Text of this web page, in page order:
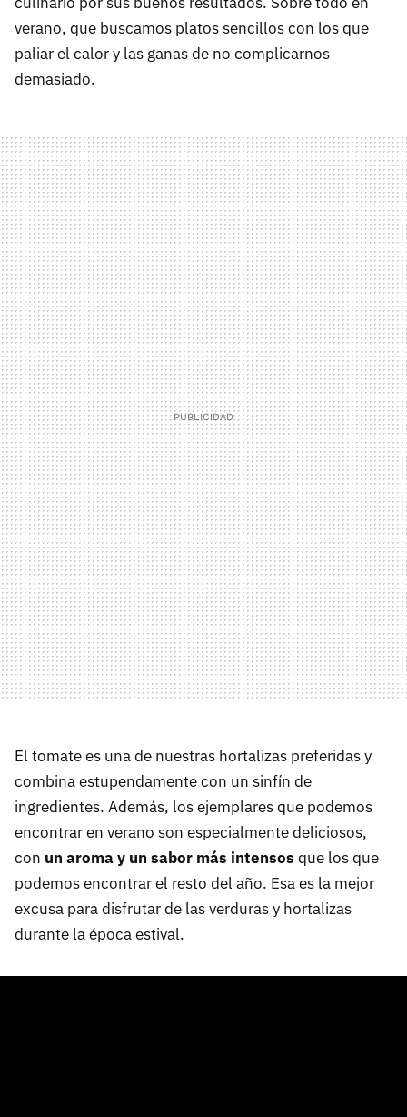
verano, que buscamos platos sencillos con los que
paliar el calor y las ganas de no complicarnos
demasiado.
El tomate es una de nuestras hortalizas preferidas y
combina estupendamente con un sinfín de
ingredientes. Además, los ejemplares que podemos
encontrar en verano son especialmente deliciosos,
con un aroma y un sabor más intensos que los que
podemos encontrar el resto del año. Esa es la mejor
excusa para disfrutar de las verduras y hortalizas
durante la época estival.